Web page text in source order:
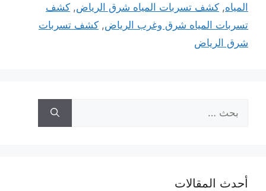
المياه, كشف تسربات المياه شرق الرياض, كشف
تسربات المياه شرق وغرب الرياض, كشف تسربات
شرق الرياض
عن:
أحدث المقالات